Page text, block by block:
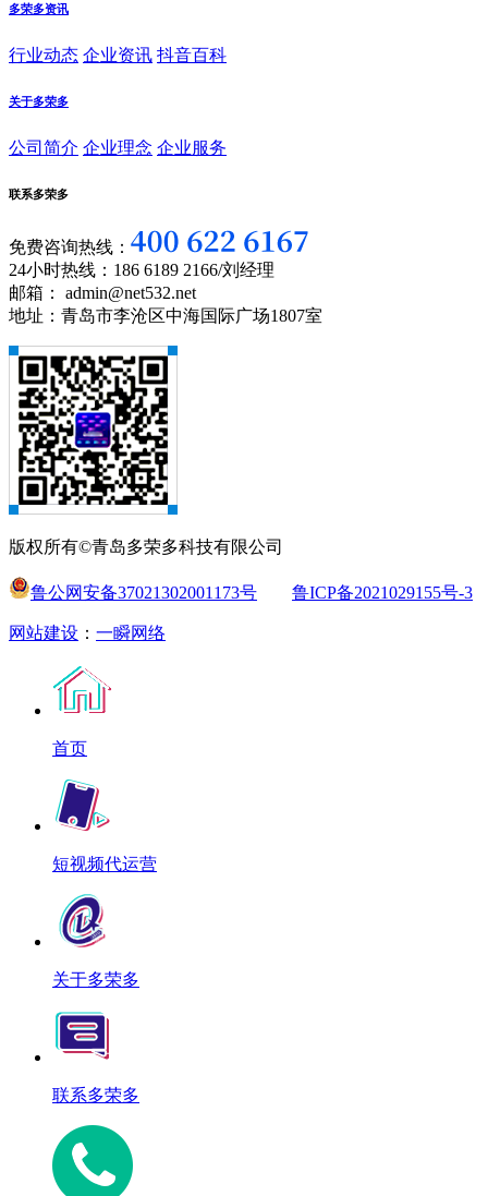
多荣多资讯
行业动态 企业资讯 抖音百科
关于多荣多
公司简介 企业理念 企业服务
联系多荣多
免费咨询热线：
24小时热线：186 6189 2166/刘经理
邮箱： admin@net532.net
地址：青岛市李沧区中海国际广场1807室
版权所有©青岛多荣多科技有限公司
鲁公网安备37021302001173号 鲁ICP备2021029155号-3
网站建设 ： 一瞬网络
首页
短视频代运营
关于多荣多
联系多荣多